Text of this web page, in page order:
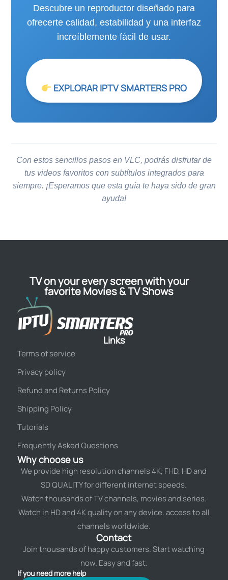
Descubre un reproductor diseñado para
ofrecerte calidad, estabilidad y una interfaz
increíblemente fácil de usar.
EXPLORAR IPTV SMARTERS PRO
Con estos sencillos pasos en VLC, podrás disfrutar de
tus videos favoritos con subtítulos integrados para
siempre. ¡Esperamos que esta guía te haya sido de gran
ayuda!
TV on your every screen with your
favorite Movies & TV Shows
Links
Terms of service
Privacy policy
Refund and Returns Policy
Shipping Policy
Tutorials
Frequently Asked Questions
Why choose us
We provide high resolution channels 4K, FHD, HD and
SD QUALITY for different internet speeds.
Watch thousands of TV channels, movies and series.
Watch in HD and 4K quality on any device. access to all
channels worldwide.
Contact
Join thousands of happy customers. Start watching
now. Easy and fast.
If you need more help